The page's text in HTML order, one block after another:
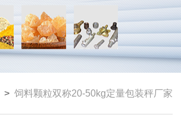
> 饲料颗粒双称20-50kg定量包装秤厂家